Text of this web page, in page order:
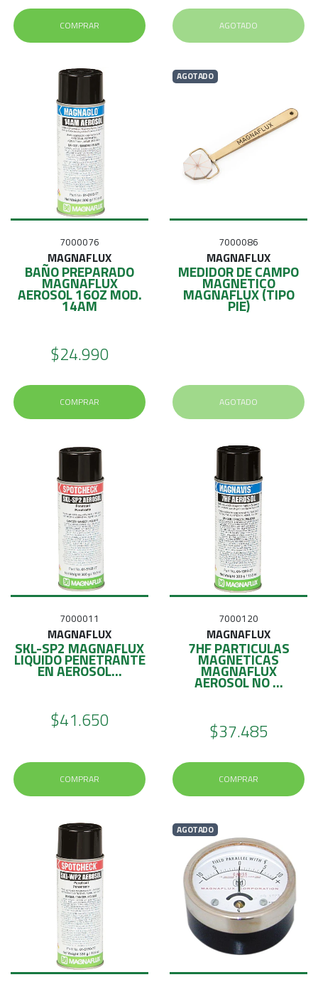
COMPRAR AGOTADO
7000076
MAGNAFLUX
BAÑO PREPARADO
MAGNAFLUX
AEROSOL 16OZ MOD.
14AM
$24.990
COMPRAR
AGOTADO
7000086
MAGNAFLUX
MEDIDOR DE CAMPO
MAGNETICO
MAGNAFLUX (TIPO
PIE)
AGOTADO
7000011
MAGNAFLUX
SKL-SP2 MAGNAFLUX
LIQUIDO PENETRANTE
EN AEROSOL...
$41.650
COMPRAR
7000120
MAGNAFLUX
7HF PARTICULAS
MAGNETICAS
MAGNAFLUX
AEROSOL NO ...
$37.485
COMPRAR
AGOTADO